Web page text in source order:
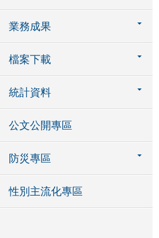
業務成果
檔案下載
統計資料
公文公開專區
防災專區
性別主流化專區